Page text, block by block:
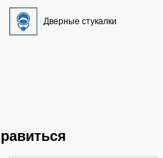
Дверные стукалки